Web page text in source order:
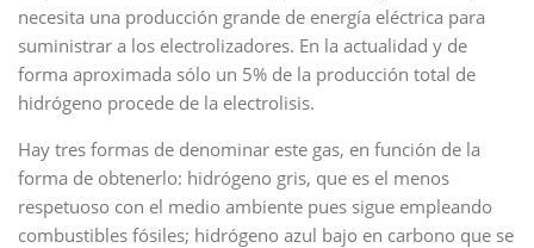
necesita una producción grande de energía eléctrica para
suministrar a los electrolizadores. En la actualidad y de
forma aproximada sólo un 5% de la producción total de
hidrógeno procede de la electrolisis.
Hay tres formas de denominar este gas, en función de la
forma de obtenerlo: hidrógeno gris, que es el menos
respetuoso con el medio ambiente pues sigue empleando
combustibles fósiles; hidrógeno azul bajo en carbono que se